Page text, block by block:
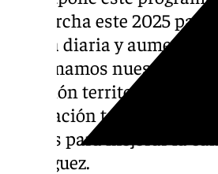
en marcha este 2025
la vida diaria y aumentar
reafirmamos nuestro
cohesión territorial y el
innovación tecnológica,
pilares para mejorar la
Rodríguez.